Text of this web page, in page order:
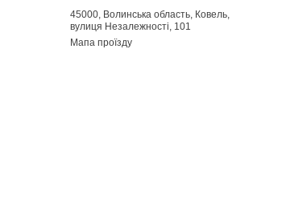
45000, Волинська область, Ковель,
вулиця Незалежності, 101
Мапа проїзду